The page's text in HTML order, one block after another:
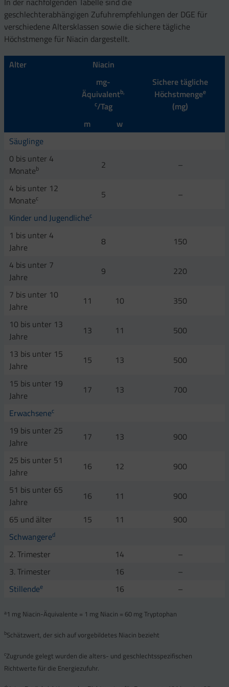
geschlechterabhängigen Zufuhrempfehlungen der DGE für
verschiedene Altersklassen sowie die sichere tägliche
Höchstmenge für Niacin dargestellt.
Alter
Niacin
mg-
Äquivalentb,
c/Tag
Sichere tägliche
Höchstmengee
(mg)
m
w
Säuglinge
0 bis unter 4
Monateb 2
–
4 bis unter 12
Monatec 5
–
Kinder und Jugendlichec
1 bis unter 4
Jahre
8
150
4 bis unter 7
Jahre
9
220
7 bis unter 10
Jahre
11 10
350
10 bis unter 13
Jahre
13 11
500
13 bis unter 15
Jahre
15 13
500
15 bis unter 19
Jahre
17 13
700
Erwachsenec
19 bis unter 25
Jahre
17 13
900
25 bis unter 51
Jahre
16 12
900
51 bis unter 65
Jahre
16 11
900
65 und älter
15 11
900
Schwangered
2. Trimester 14
–
3. Trimester
16
–
Stillendee 16 –
a1 mg Niacin-Äquivalente = 1 mg Niacin = 60 mg Tryptophan
bSchätzwert, der sich auf vorgebildetes Niacin bezieht
cZugrunde gelegt wurden die alters- und geschlechtsspezifischen
Richtwerte für die Energiezufuhr.